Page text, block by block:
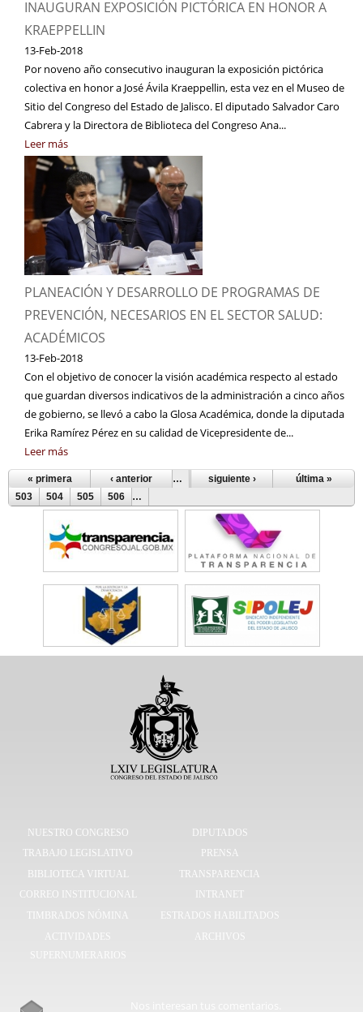
INAUGURAN EXPOSICIÓN PICTÓRICA EN HONOR A
KRAEPPELLIN
13-Feb-2018
Por noveno año consecutivo inauguran la exposición pictórica
colectiva en honor a José Ávila Kraeppellin, esta vez en el Museo de
Sitio del Congreso del Estado de Jalisco. El diputado Salvador Caro
Cabrera y la Directora de Biblioteca del Congreso Ana...
Leer más
PLANEACIÓN Y DESARROLLO DE PROGRAMAS DE
PREVENCIÓN, NECESARIOS EN EL SECTOR SALUD:
ACADÉMICOS
13-Feb-2018
Con el objetivo de conocer la visión académica respecto al estado
que guardan diversos indicativos de la administración a cinco años
de gobierno, se llevó a cabo la Glosa Académica, donde la diputada
Erika Ramírez Pérez en su calidad de Vicepresidente de...
Leer más
Páginas
« primera ‹ anterior … 498 499 501
502
503
504 505 506 …
siguiente › última »
NUESTRO CONGRESO
DIPUTADOS
TRABAJO LEGISLATIVO
PRENSA
BIBLIOTECA VIRTUAL
TRANSPARENCIA
CORREO INSTITUCIONAL
INTRANET
TIMBRADOS NÓMINA
ESTRADOS HABILITADOS
ACTIVIDADES
SUPERNUMERARIOS
ARCHIVOS